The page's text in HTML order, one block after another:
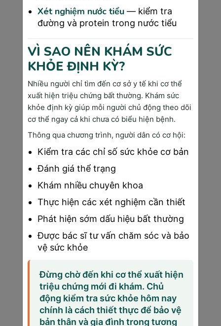
Nguyên Nhân & Yếu Tố Nguy Cơ Mắc Bệnh
Ung Thư
6 Nhóm Yếu Tố Nguy Cơ Chính
Đột biến gen di truyền như BRCA1/BRCA2
(ung thư vú, buồng trứng), Lynch syndrome
(ung thư đại trực tràng), p53 (nhiều loại ung
thư). Nếu gia đình có tiền sử ung thư, nguy cơ
tăng 2-3 lần.
Yếu tố lối sống (60-70% các ca ung thư):
Hút thuốc lá tăng nguy cơ ung thư phổi 15-
30 lần, uống rượu bia tăng nguy cơ ung thư
gan 6 lần. Chế độ ăn uống không khoa học, ít
Xét nghiệm nước tiểu— kiểm tra
đường và protein trong nước tiểu
VÌ SAO NÊN KHÁM SỨC
KHỎE ĐỊNH KỲ?
Nhiều người chỉ tìm đến cơ sở y tế khi cơ thể
xuất hiện triệu chứng bất thường. Khám sức
khỏe định kỳ giúp mỗi người chủ động theo dõi
cơ thể ngay cả khi chưa có biểu hiện bệnh.
Thông qua chương trình, người dân có cơ hội:
Kiểm tra các chỉ số sức khỏe cơ bản
Đánh giá thể trạng
Khám nhiều chuyên khoa
Thực hiện các xét nghiệm cần thiết
Phát hiện sớm dấu hiệu bất thường
Được bác sĩ tư vấn chăm sóc và bảo
vệ sức khỏe
Đừng chờ đến khi cơ thể xuất hiện
triệu chứng mới đi khám. Chủ
động kiểm tra sức khỏe hôm nay
chính là cách thiết thực để bảo vệ
bản thân và gia đình trong tương